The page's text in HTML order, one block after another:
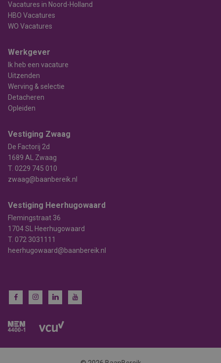
Vacatures in Noord-Holland
HBO Vacatures
WO Vacatures
Werkgever
Ik heb een vacature
Uitzenden
Werving & selectie
Detacheren
Opleiden
Vestiging Zwaag
De Factorij 2d
1689 AL Zwaag
T. 0229 745 010
zwaag@baanbereik.nl
Vestiging Heerhugowaard
Flemingstraat 36
1704 SL Heerhugowaard
T. 072 3031111
heerhugowaard@baanbereik.nl